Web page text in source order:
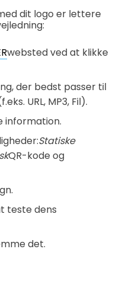
dit logo er lettere
websted ved at klikke
der bedst passer til
URL, MP3, Fil).
information.
Statiske
QR-kode og
teste dens
det.